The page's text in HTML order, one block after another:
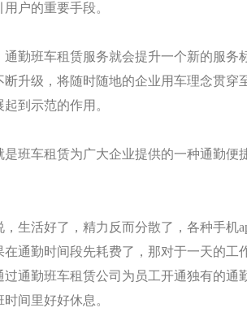
户的重要手段。
通勤班车租赁服务就会提升一个新的服
断升级，将随时随地的企业用车理念贯
到示范的作用。
是班车租赁为广大企业提供的一种通勤
，生活好了，精力反而分散了，各种手机
在通勤时间段先耗费了，那对于一天的
过通勤班车租赁公司为员工开通独有的
间里好好休息。